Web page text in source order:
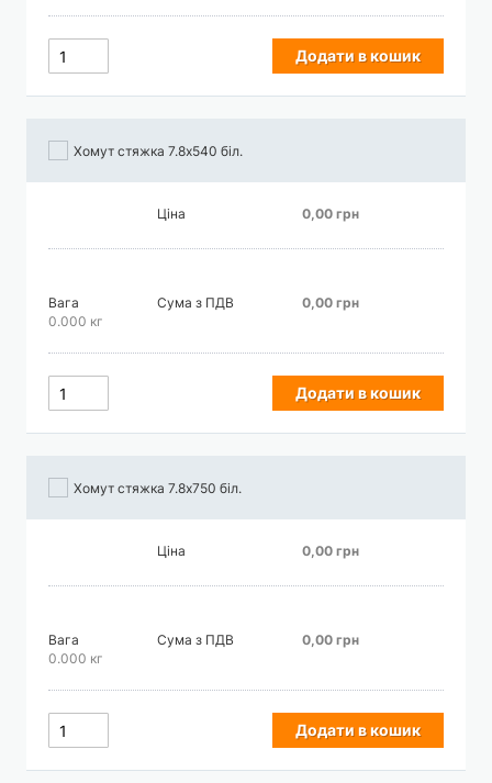
Додати в кошик
Хомут стяжка 7.8х540 біл.
Ціна 0,00 грн
Вага
0.000 кг
Сума з ПДВ 0,00 грн
Додати в кошик
Хомут стяжка 7.8х750 біл.
Ціна 0,00 грн
Вага
0.000 кг
Сума з ПДВ 0,00 грн
Додати в кошик